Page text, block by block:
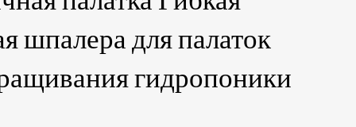
шпалера для палаток
гидропоники